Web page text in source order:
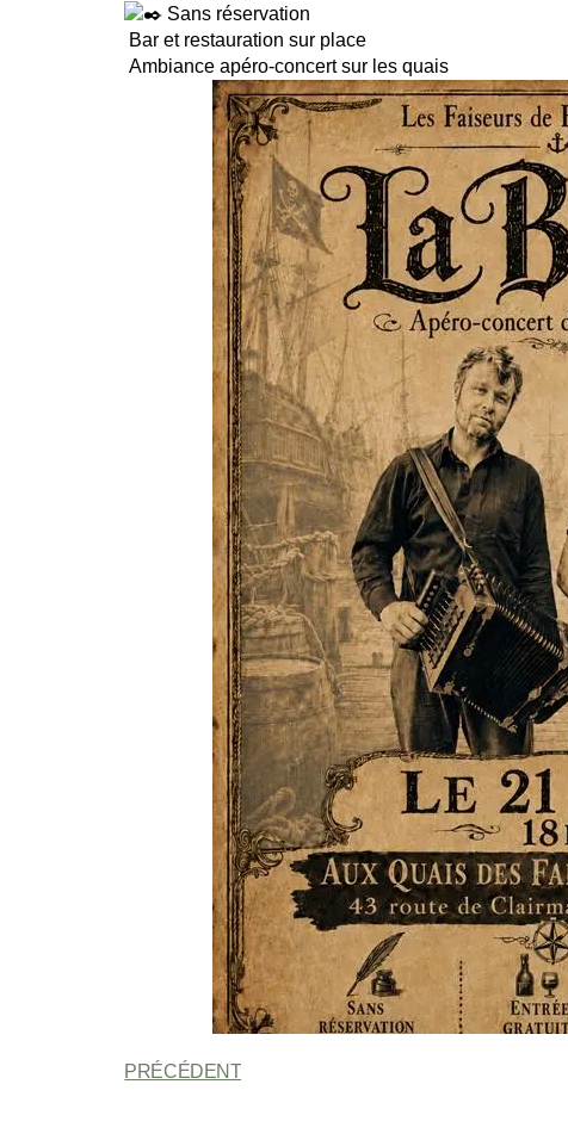
Sans réservation
Bar et restauration sur place
Ambiance apéro-concert sur les quais
PRÉCÉDENT